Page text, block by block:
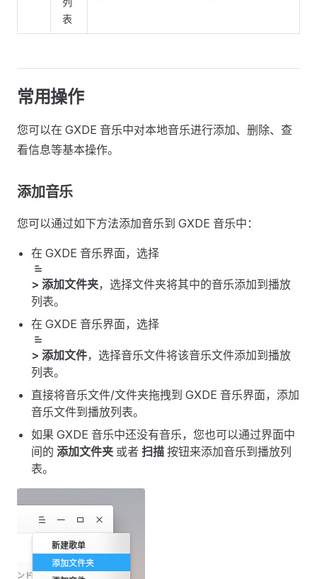
表
常用操作
您可以在 GXDE 音乐中对本地音乐进行添加、删除、查
看信息等基本操作。
添加音乐
您可以通过如下方法添加音乐到 GXDE 音乐中：
在 GXDE 音乐界面，选择
> 添加文件夹，选择文件夹将其中的音乐添加到播放
列表。
在 GXDE 音乐界面，选择
> 添加文件，选择音乐文件将该音乐文件添加到播放
列表。
直接将音乐文件/文件夹拖拽到 GXDE 音乐界面，添加
音乐文件到播放列表。
如果 GXDE 音乐中还没有音乐，您也可以通过界面中
间的 添加文件夹 或者 扫描 按钮来添加音乐到播放列
表。